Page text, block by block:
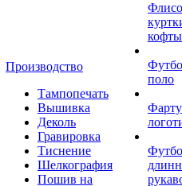
Производство
Тампопечать
Вышивка
Деколь
Гравировка
Тиснение
Шелкография
Пошив на
кофты
поло